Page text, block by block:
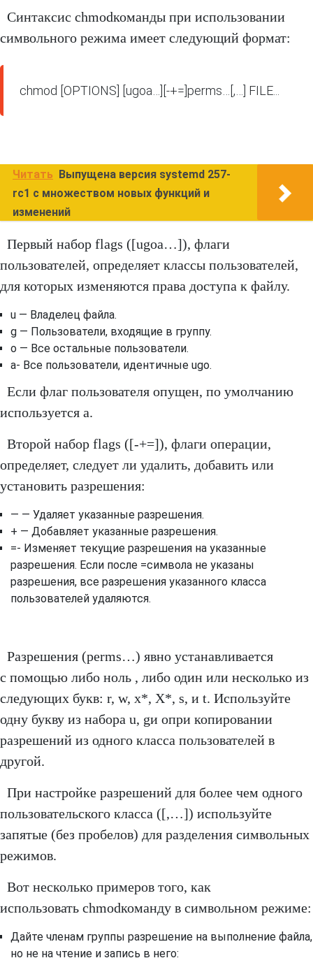
Синтаксис chmodкоманды при использовании
символьного режима имеет следующий формат:
Читать
Выпущена версия systemd 257-
rc1 с множеством новых функций и
изменений
Первый набор flags ([ugoa…]), флаги
пользователей, определяет классы пользователей,
для которых изменяются права доступа к файлу.
u — Владелец файла.
g — Пользователи, входящие в группу.
o — Все остальные пользователи.
a- Все пользователи, идентичные ugo.
Если флаг пользователя опущен, по умолчанию
используется a.
Второй набор flags ([-+=]), флаги операции,
определяет, следует ли удалить, добавить или
установить разрешения:
— — Удаляет указанные разрешения.
+ — Добавляет указанные разрешения.
=- Изменяет текущие разрешения на указанные
разрешения. Если после =символа не указаны
разрешения, все разрешения указанного класса
пользователей удаляются.
Разрешения (perms…) явно устанавливается
с помощью либо ноль , либо один или несколько из
следующих букв: r, w, x*, X*, s, и t. Используйте
одну букву из набора u, gи oпри копировании
разрешений из одного класса пользователей в
другой.
При настройке разрешений для более чем одного
пользовательского класса ([,…]) используйте
запятые (без пробелов) для разделения символьных
режимов.
Вот несколько примеров того, как
использовать chmodкоманду в символьном режиме:
Дайте членам группы разрешение на выполнение файла,
но не на чтение и запись в него: